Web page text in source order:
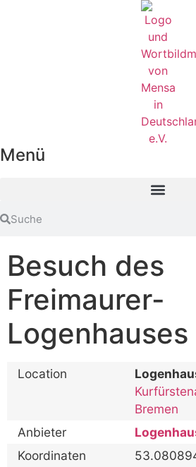
Menü
Besuch des
Freimaurer-
Logenhauses
Location
Bremen
Anbieter
Koordinaten